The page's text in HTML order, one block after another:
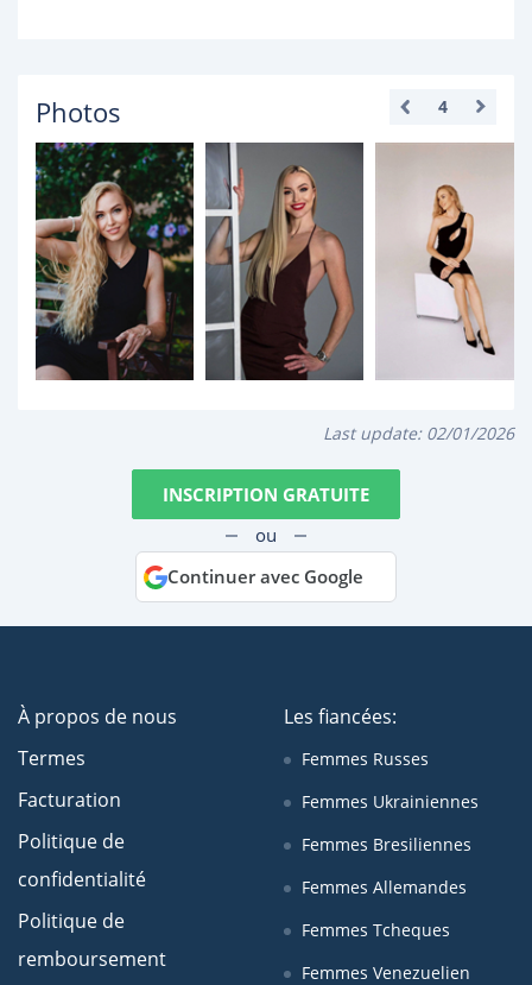
Photos 4
Last update: 02/01/2026
INSCRIPTION GRATUITE
ou
Continuer avec Google
À propos de nous
Termes
Facturation
Politique de
confidentialité
Politique de
remboursement
Les fiancées:
Femmes Russes
Femmes Ukrainiennes
Femmes Bresiliennes
Femmes Allemandes
Femmes Tcheques
Femmes Venezuelien